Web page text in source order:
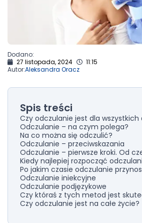
Dodano:
27 listopada, 2024
11:15
Autor:Aleksandra Oracz
Spis treści
Czy odczulanie jest dla wszystkich
Odczulanie – na czym polega?
Na co można się odczulić?
Odczulanie – przeciwskazania
Odczulanie – pierwsze kroki. Od
Kiedy najlepiej rozpocząć
Po jakim czasie odczulanie
Odczulanie iniekcyjne
Odczulanie podjęzykowe
Czy któraś z tych metod jest
Czy odczulanie jest na całe życie?